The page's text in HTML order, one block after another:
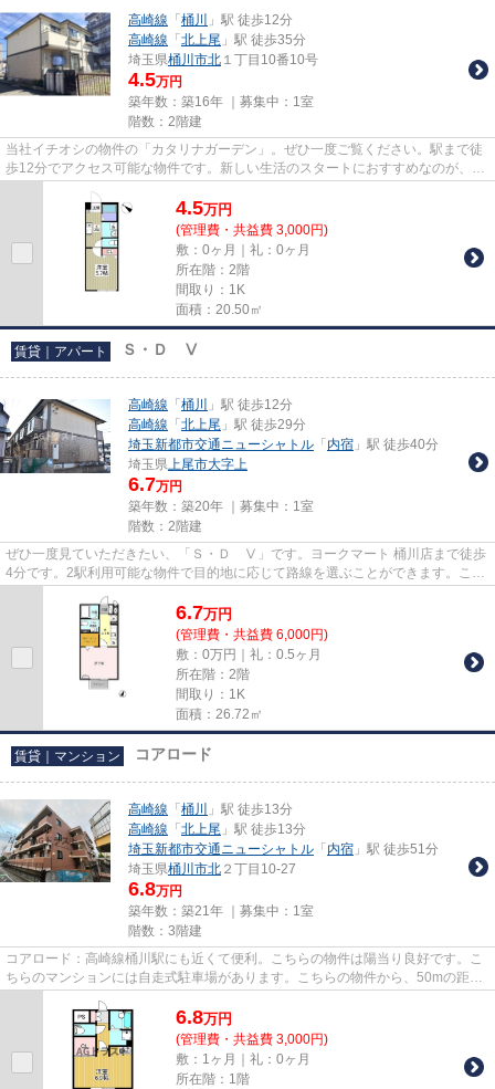
高崎線 「 桶川
」駅 徒歩12分
高崎線 「 北上尾 」駅 徒歩35分
埼玉県桶川市北 １丁目10番10号
4.5万円
築年数：築16年 ｜募集中： 1室
階数：2階建
当社イチオシの物件の「カタリナガーデン」。ぜひ一度ご覧ください。駅まで徒
歩12分でアクセス可能な物件です。新しい生活のスタートにおすすめなのが、こ
4.5万円
(管理費・共益費 3,000円)
敷：0ヶ月｜礼：0ヶ月
所在階：2階
間取り：1K
面積：20.50㎡
賃貸｜アパート Ｓ・Ｄ Ⅴ
高崎線 「 桶川
」駅 徒歩12分
高崎線 「 北上尾 」駅 徒歩29分
埼玉新都市交通ニューシャトル 「 内宿 」駅 徒歩40分
埼玉県上尾市大字上
6.7万円
築年数：築20年 ｜募集中： 1室
階数：2階建
ぜひ一度見ていただきたい、「Ｓ・Ｄ Ⅴ」です。ヨークマート 桶川店まで徒歩
4分です。2駅利用可能な物件で目的地に応じて路線を選ぶことができます。こち
6.7万円
(管理費・共益費 6,000円)
敷：0万円｜礼：0.5ヶ月
所在階：2階
間取り：1K
面積：26.72㎡
賃貸｜マンション コアロード
高崎線 「 桶川
」駅 徒歩13分
高崎線 「 北上尾 」駅 徒歩13分
埼玉新都市交通ニューシャトル 「 内宿 」駅 徒歩51分
埼玉県桶川市北 ２丁目10-27
6.8万円
築年数：築21年 ｜募集中： 1室
階数：3階建
コアロード：高崎線桶川駅にも近くて便利。こちらの物件は陽当り良好です。こ
ちらのマンションには自走式駐車場があります。こちらの物件から、50mの距離
6.8万円
(管理費・共益費 3,000円)
敷：1ヶ月｜礼：0ヶ月
所在階：1階